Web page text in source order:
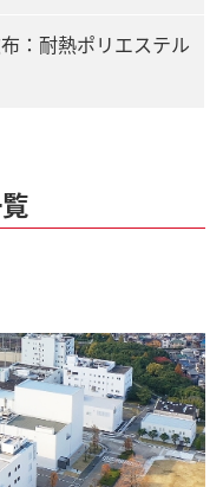
：耐熱ポリエステル